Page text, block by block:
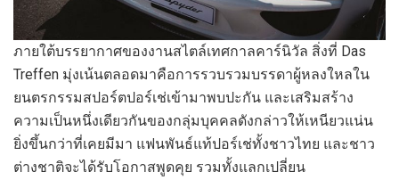
ภายใต้บรรยากาศของงานสไตล์เทศกาลคาร์นิวัล สิ่งที่ Das
Treffen มุ่งเน้นตลอดมาคือการรวบรวมบรรดาผู้หลงใหลใน
ยนตรกรรมสปอร์ตปอร์เช่เข้ามาพบปะกัน และเสริมสร้าง
ความเป็นหนึ่งเดียวกันของกลุ่มบุคคลดังกล่าวให้เหนียวแน่น
ยิ่งขึ้นกว่าที่เคยมีมา แฟนพันธ์แท้ปอร์เช่ทั้งชาวไทย และชาว
ต่างชาติจะได้รับโอกาสพูดคุย รวมทั้งแลกเปลี่ยน